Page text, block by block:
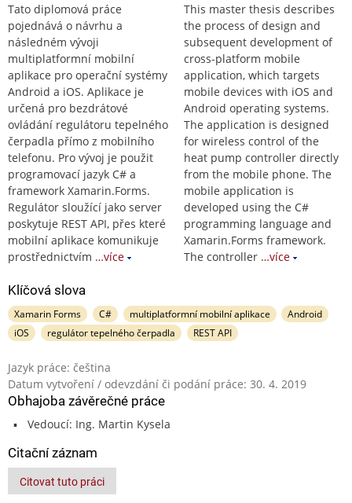
Tato diplomová práce
pojednává o návrhu a
následném vývoji
multiplatformní mobilní
aplikace pro operační systémy
Android a iOS. Aplikace je
určená pro bezdrátové
ovládání regulátoru tepelného
čerpadla přímo z mobilního
telefonu. Pro vývoj je použit
programovací jazyk C# a
framework Xamarin.Forms.
Regulátor sloužící jako server
poskytuje REST API, přes které
mobilní aplikace komunikuje
prostřednictvím …více
This master thesis describes
the process of design and
subsequent development of
cross-platform mobile
application, which targets
mobile devices with iOS and
Android operating systems.
The application is designed
for wireless control of the
heat pump controller directly
from the mobile phone. The
mobile application is
developed using the C#
programming language and
Xamarin.Forms framework.
The controller …více
Klíčová slova
Xamarin Forms C# multiplatformní mobilní aplikace
Android
iOS
regulátor tepelného čerpadla REST API
Jazyk práce: čeština
Datum vytvoření / odevzdání či podání práce: 30. 4. 2019
Obhajoba závěrečné práce
Vedoucí: Ing. Martin Kysela
Citační záznam
Citovat tuto práci